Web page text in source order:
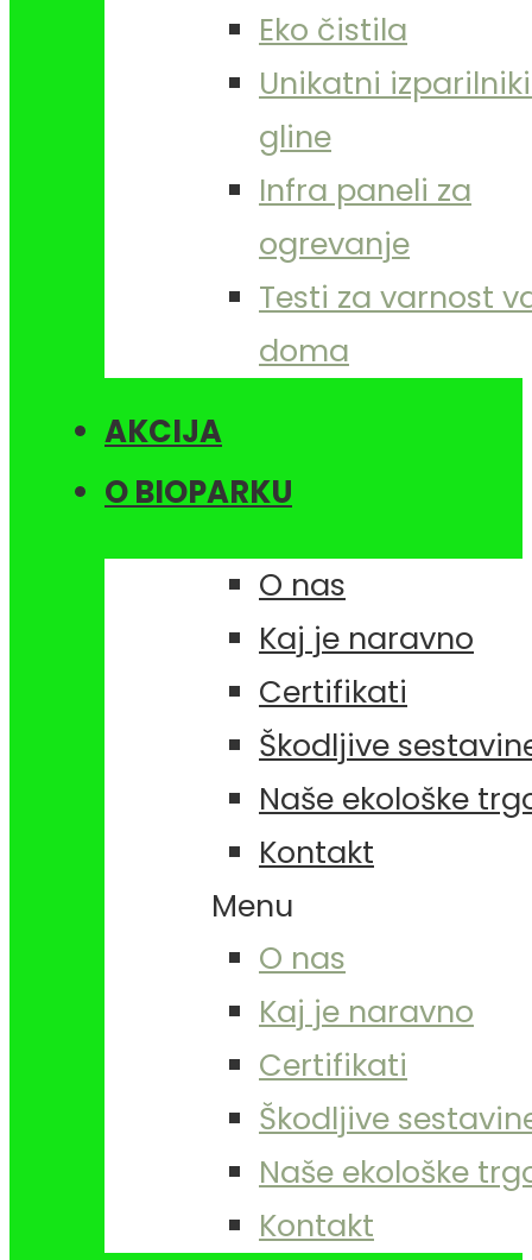
Eko čistila
Unikatni
gline
Infra paneli za
ogrevanje
Testi za varnost
doma
AKCIJA
O BIOPARKU
O nas
Kaj je naravno
Certifikati
Škodljive
Naše ekološke
Kontakt
Menu
O nas
Kaj je naravno
Certifikati
Škodljive
Naše ekološke
Kontakt